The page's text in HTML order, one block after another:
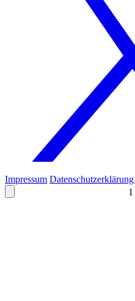
1
Impressum Datenschutzerklärung